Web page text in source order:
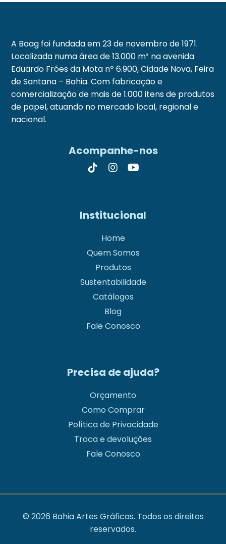
A Baag foi fundada em 23 de novembro de 1971.
Localizada numa área de 13.000 m² na avenida
Eduardo Fróes da Mota nº 6.900, Cidade Nova, Feira
de Santana – Bahia. Com fabricação e
comercialização de mais de 1.000 itens de produtos
de papel, atuando no mercado local, regional e
nacional.
Acompanhe-nos
Institucional
Home
Quem Somos
Produtos
Sustentabilidade
Catálogos
Blog
Fale Conosco
Precisa de ajuda?
Orçamento
Como Comprar
Política de Privacidade
Troca e devoluções
Fale Conosco
© 2026 Bahia Artes Gráficas. Todos os direitos
reservados.